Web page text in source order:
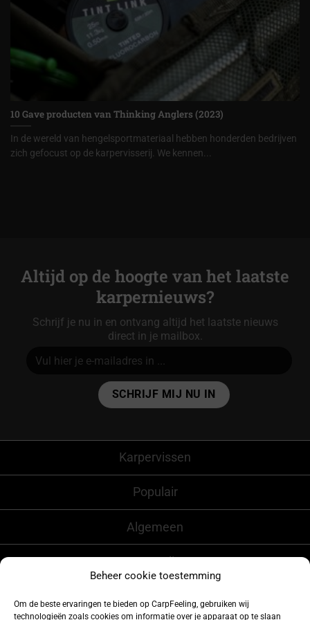
Beheer cookie toestemming
Om de beste ervaringen te bieden op CarpFeeling, gebruiken wij
technologieën zoals cookies om informatie over je apparaat op te slaan
10 Gave producten van Thinking Anglers (2023)
In de wereld van hengelsportmateriaal hebben honderden bedrijven
zich gefocust op de karpervisserij. We kennen...
Altijd op de hoogte van het laatste
karpernieuws?
Schrijf je nu in en ontvang altijd het laatste nieuws
direct in je mailbox.
Karpervissen
Populair
Algemeen
CarpFeeling